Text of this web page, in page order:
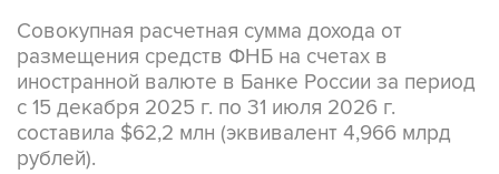
Совокупная расчетная сумма дохода от
размещения средств ФНБ на счетах в
иностранной валюте в Банке России за период
с 15 декабря 2025 г. по 31 июля 2026 г.
составила $62,2 млн (эквивалент 4,966 млрд
рублей).